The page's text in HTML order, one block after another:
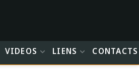
VIDEOS LIENS CONTACTS